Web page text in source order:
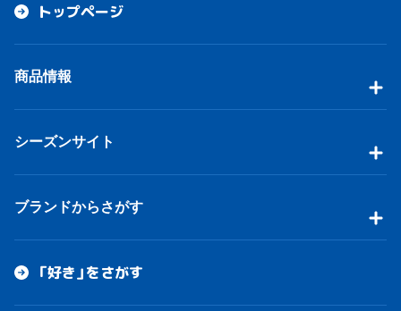
トップページ
商品情報
シーズンサイト
ブランドからさがす
「好き」をさがす